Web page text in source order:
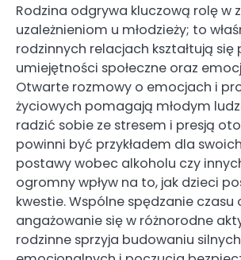
Rodzina odgrywa kluczową rolę w
uzależnieniom u młodzieży; to
rodzinnych relacjach kształtują
umiejętności społeczne oraz
Otwarte rozmowy o emocjach i
życiowych pomagają młodym
radzić sobie ze stresem i presją
powinni być przykładem dla
postawy wobec alkoholu czy
ogromny wpływ na to, jak dzieci
kwestie. Wspólne spędzanie czasu
angażowanie się w różnorodne
rodzinne sprzyja budowaniu